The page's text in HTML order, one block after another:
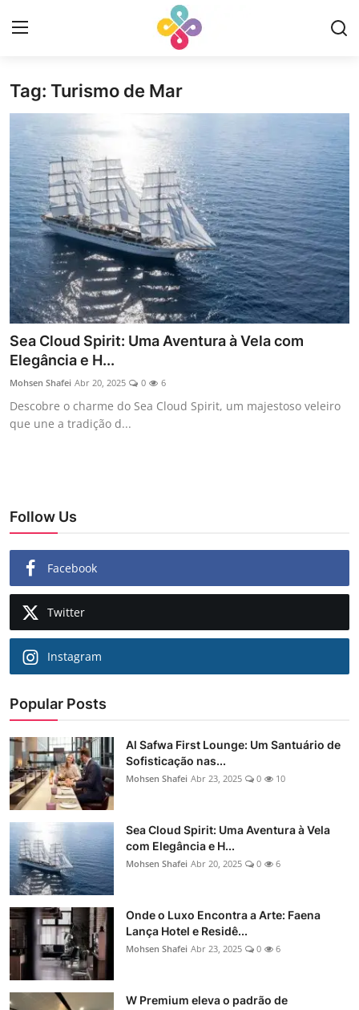
Login Registrar
Contact
Revisões
Portuguese
Tag: Turismo de Mar
Sea Cloud Spirit: Uma Aventura à Vela com
Elegância e H...
Mohsen Shafei Abr 20, 2025 0 6
Descobre o charme do Sea Cloud Spirit, um majestoso veleiro
que une a tradição d...
Follow Us
Facebook
Twitter
Instagram
Popular Posts
Al Safwa First Lounge: Um Santuário de
Sofisticação nas...
Mohsen Shafei Abr 23, 2025 0 10
Sea Cloud Spirit: Uma Aventura à Vela
com Elegância e H...
Mohsen Shafei Abr 20, 2025 0 6
Onde o Luxo Encontra a Arte: Faena
Lança Hotel e Residê...
Mohsen Shafei Abr 23, 2025 0 6
W Premium eleva o padrão de